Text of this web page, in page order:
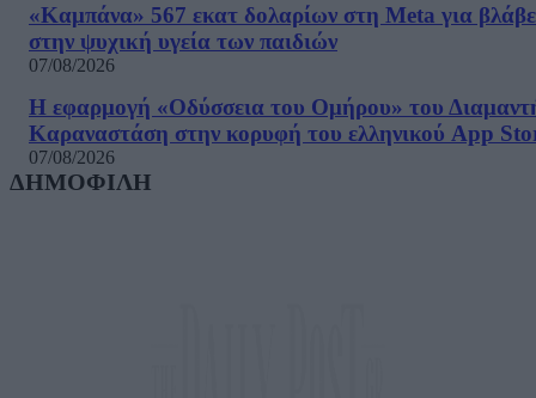
«Καμπάνα» 567 εκατ δολαρίων στη Meta για
στην ψυχική υγεία των παιδιών
07/08/2026
Η εφαρμογή «Οδύσσεια του Ομήρου» του
Καραναστάση στην κορυφή του ελληνικού App
07/08/2026
ΔΗΜΟΦΙΛΗ